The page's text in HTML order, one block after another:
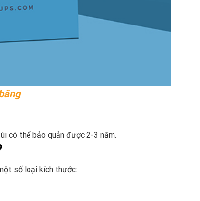
có thể bảo quản được 2-3 năm.
số loại kích thước: